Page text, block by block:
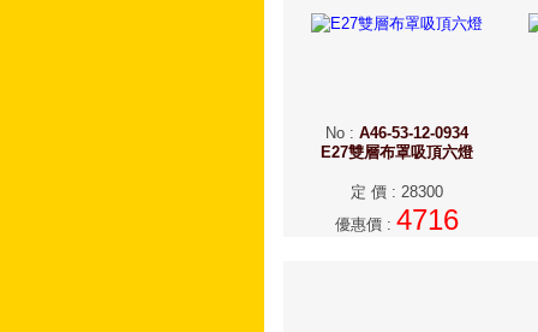
No: A46-53-12-0934
E27雙層布罩吸頂六燈
定 價: 28300
優惠價: 4716